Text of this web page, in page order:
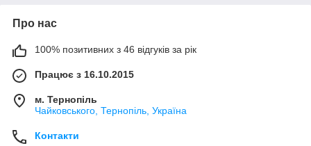
Про нас
100% позитивних з 46 відгуків за рік
Працює з 16.10.2015
м. Тернопіль
Чайковського, Тернопіль, Україна
Контакти